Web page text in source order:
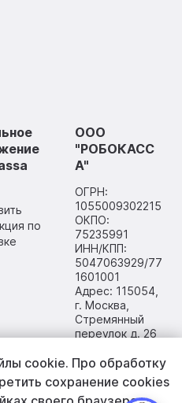
по
ООО
"РОБОКАСС
А"
ОГРН:
1055009302215
ОКПО:
75235991
ИНН/КПП:
5047063929/77
1601001
Адрес: 115054,
г. Москва,
Стремянный
переулок д. 26
cookie. Про обработку
сохранение cookies